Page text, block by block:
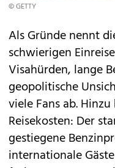
© GETTY
Als Gründe nennt
schwierigen
Visahürden, lange
geopolitische
viele Fans ab.
Reisekosten: Der
gestiegene
internationale